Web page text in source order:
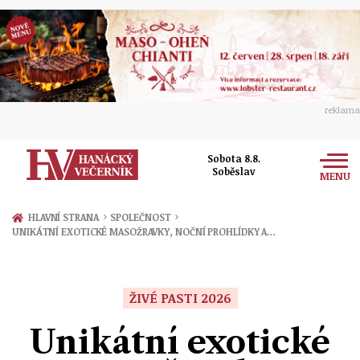
reklama
Sobota 8.8.
Soběslav
MENU
Zprávy
Přerov
Ekonomika
Ženy
Sport
HLAVNÍ STRANA › SPOLEČNOST ›
UNIKÁTNÍ EXOTICKÉ MASOŽRAVKY, NOČNÍ PROHLÍDKY A…
ŽIVÉ PASTI 2026
Unikátní exotické